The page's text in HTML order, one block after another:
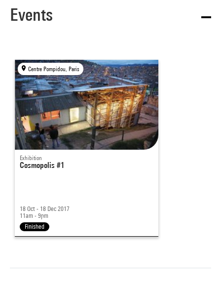
Events
Centre Pompidou, Paris
Exhibition
Cosmopolis #1
18 Oct - 18 Dec 2017
11am - 9pm
Finished